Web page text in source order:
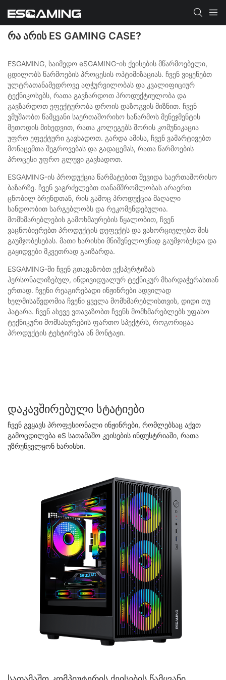
ᲠᲐ ᲐᲠᲘᲡ ES GAMING CASE?
ESGAMING, საიმედო eSGAMING-ის ქეისების მწარმოებელი,
ცდილობს წარმოების პროცესის ოპტიმიზაციას. ჩვენ ვიყენებთ
ულტრათანამედროვე აღჭურვილობას და კვალიფიციურ
ტექნიკოსებს, რათა გავზარდოთ პროდუქტიულობა და
გავზარდოთ ეფექტურობა დროის დაზოგვის მიზნით. ჩვენ
ვმუშაობთ წამყვანი საერთაშორისო საწარმოს მენეჯმენტის
მეთოდის მიხედვით, რათა კოლეგებს შორის კომუნიკაცია
უფრო ეფექტური გავხადოთ. გარდა ამისა, ჩვენ ვამარტივებთ
მონაცემთა შეგროვებას და გადაცემას, რათა წარმოების
პროცესი უფრო გლუვი გავხადოთ.
ESGAMING-ის პროდუქცია წარმატებით შევიდა საერთაშორისო
ბაზარზე. ჩვენ ვაგრძელებთ თანამშრომლობას არაერთ
ცნობილ ბრენდთან, რის გამოც პროდუქცია მაღალი
სანდოობით სარგებლობს და რეკომენდებულია.
მომხმარებლების გამოხმაურების წყალობით, ჩვენ
ვაცნობიერებთ პროდუქტის დეფექტს და ვახორციელებთ მის
გაუმჯობესებას. მათი ხარისხი მნიშვნელოვნად გაუმჯობესდა და
გაყიდვები მკვეთრად გაიზარდა.
ESGAMING-ში ჩვენ გთავაზობთ ექსპერტიზას
პერსონალიზებულ, ინდივიდუალურ ტექნიკურ მხარდაჭერასთან
ერთად. ჩვენი რეაგირებადი ინჟინრები ადვილად
ხელმისაწვდომია ჩვენი ყველა მომხმარებლისთვის, დიდი თუ
პატარა. ჩვენ ასევე ვთავაზობთ ჩვენს მომხმარებლებს უფასო
ტექნიკური მომსახურების ფართო სპექტრს, როგორიცაა
პროდუქტის ტესტირება ან მონტაჟი.
Დაკავშირებული Სტატიები
ჩვენ გვყავს პროფესიონალი ინჟინრები, რომლებსაც აქვთ
გამოცდილება eS სათამაშო კეისების ინდუსტრიაში, რათა
უზრუნველყონ ხარისხი.